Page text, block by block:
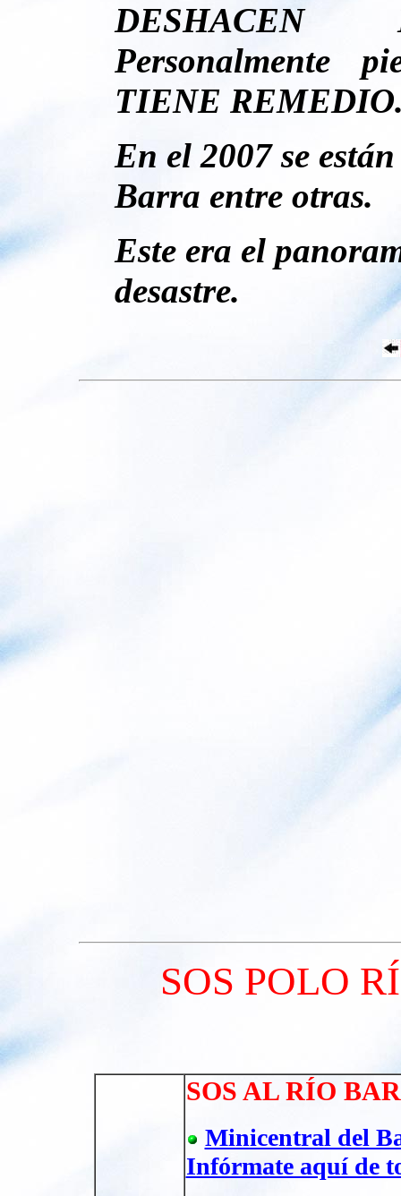
DESHACEN
Personalmente
TIENE
En el 2007 se
Barra entre otras.
Este era el
desastre.
SOS POLO
SOS AL RÍO
Minicentral del
Infórmate aquí de